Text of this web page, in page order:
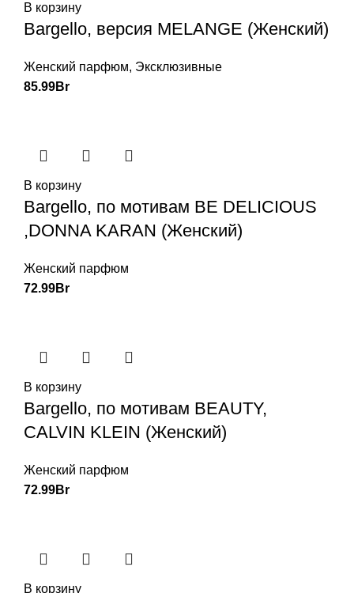
В корзину
Bargello, версия MELANGE (Женский)
Женский парфюм, Эксклюзивные
85.99Br
В корзину
Bargello, по мотивам BE DELICIOUS
,DONNA KARAN (Женский)
Женский парфюм
72.99Br
В корзину
Bargello, по мотивам BEAUTY,
CALVIN KLEIN (Женский)
Женский парфюм
72.99Br
В корзину